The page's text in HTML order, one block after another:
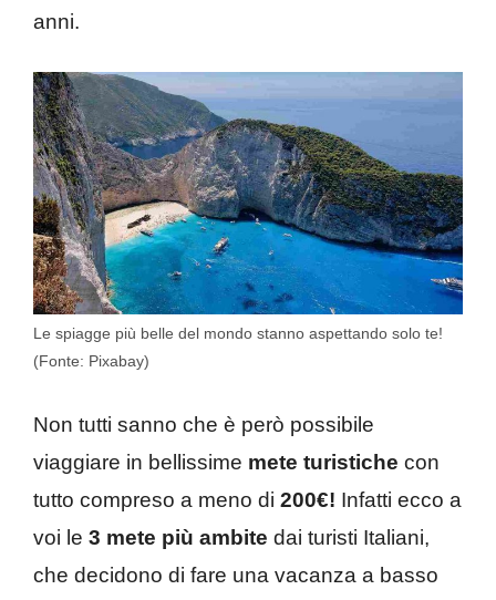
anni.
Le spiagge più belle del mondo stanno aspettando solo te!
(Fonte: Pixabay)
Non tutti sanno che è però possibile
viaggiare in bellissime mete turistiche con
tutto compreso a meno di 200€! Infatti ecco a
voi le 3 mete più ambite dai turisti Italiani,
che decidono di fare una vacanza a basso